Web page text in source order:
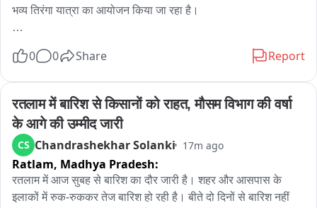
भव्य तिरंगा यात्रा का आयोजन किया जा रहा है।
जाएगी। यात्रा का नेतृत्व मुख्यमंत्री सम्राट चौधरी करेंगे। इसमें मंत्री,
इस अभियान के तहत सिर्फ पटना ही नहीं, बल्कि पूरे बिहार में तिरंगा यात्रा,
सेल्फी विद तिरंगा, तिरंगा रंगोली, तिरंगा थीम पर सजावट और वंदे मातरम् के
सामूहिक गायन जैसे कई कार्यक्रम आयोजित किए जाएंगे। सरकार का लक्ष्य
है कि हर जिले और हर प्रखंड तक यह अभियान पहुंचे। इसके लिए प्रत्येक
प्रखंड में 4 हजार तिरंगे झंडे उपलब्ध कराए जाएंगे।
0 0 Share Report
रतलाम में बारिश से किसानों को राहत, मौसम विभाग की वर्षा
के आगे की उम्मीद जारी
CS Chandrashekhar Solanki 17m ago
Ratlam, Madhya Pradesh:
रतलाम में आज सुबह से बारिश का दौर जारी है। शहर और आसपास के
इलाकों में रुक-रुककर तेज बारिश हो रही है। बीते दो दिनों से बारिश नहीं